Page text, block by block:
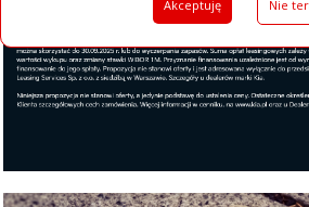
Akceptuję Nie